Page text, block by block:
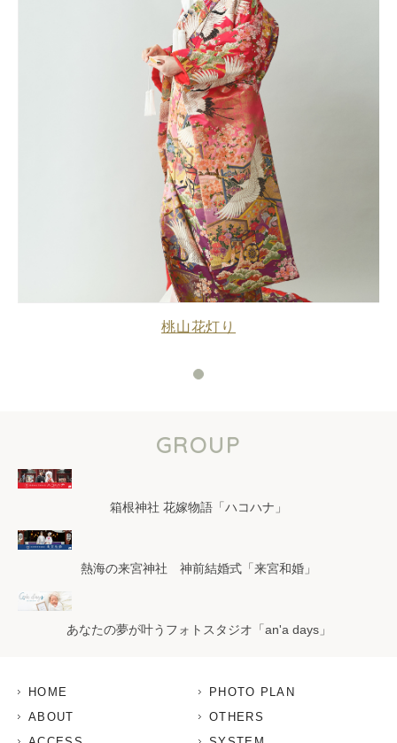
桃山花灯り
GROUP
箱根神社 花嫁物語「ハコハナ」
熱海の来宮神社 神前結婚式「来宮和婚」
あなたの夢が叶うフォトスタジオ「an'a days」
HOME
ABOUT
PHOTO PLAN
OTHERS